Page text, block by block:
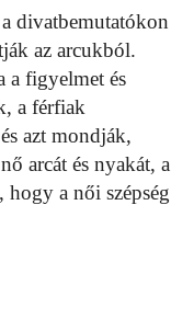
divatbemutatókon
az arcukból.
a figyelmet és
a férfiak
azt mondják,
arcát és nyakát, a
a női szépség